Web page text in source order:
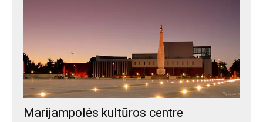
Marijampolės kultūros centre